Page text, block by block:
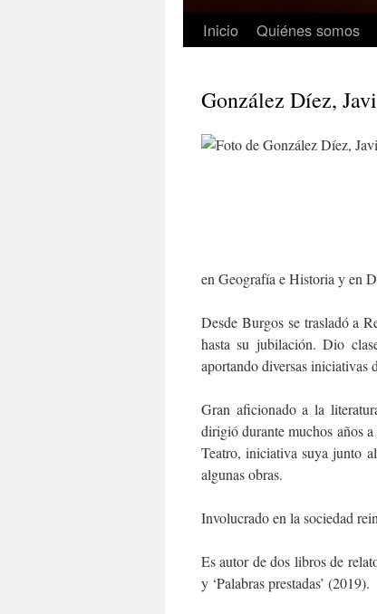
Inicio Quiénes somos
González Díez,
en Geografía e Historia y en
Desde Burgos se trasladó a
hasta su jubilación. Dio
aportando diversas iniciativas
Gran aficionado a la
dirigió durante muchos años
Teatro, iniciativa suya junto
algunas obras.
Involucrado en la sociedad
Es autor de dos libros de
y ‘Palabras prestadas’ (2019).